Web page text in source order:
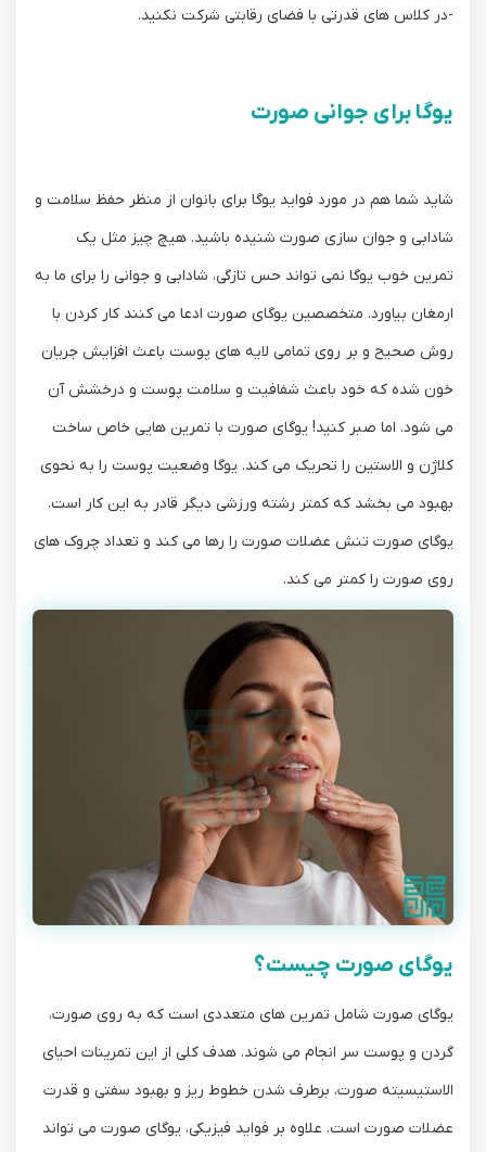
-در کلاس های قدرتی با فضای رقابتی شرکت نکنید.
یوگا برای جوانی صورت
شاید شما هم در مورد فواید یوگا برای بانوان از منظر حفظ سلامت و
شادابی و جوان سازی صورت شنیده باشید. هیچ چیز مثل یک
تمرین خوب یوگا نمی تواند حس تازگی، شادابی و جوانی را برای ما به
ارمغان بیاورد. متخصصین یوگای صورت ادعا می کنند کار کردن با
روش صحیح و بر روی تمامی لایه های پوست باعث افزایش جریان
خون شده که خود باعث شفافیت و سلامت پوست و درخشش آن
می شود. اما صبر کنید! یوگای صورت با تمرین هایی خاص ساخت
کلاژن و الاستین را تحریک می کند. یوگا وضعیت پوست را به نحوی
بهبود می بخشد که کمتر رشته ورزشی دیگر قادر به این کار است.
یوگای صورت تنش عضلات صورت را رها می کند و تعداد چروک های
روی صورت را کمتر می کند.
یوگای صورت چیست؟
یوگای صورت شامل تمرین های متعددی است که به روی صورت،
گردن و پوست سر انجام می شوند. هدف کلی از این تمرینات احیای
الاستیسیته صورت، برطرف شدن خطوط ریز و بهبود سفتی و قدرت
عضلات صورت است. علاوه بر فواید فیزیکی، یوگای صورت می تواند